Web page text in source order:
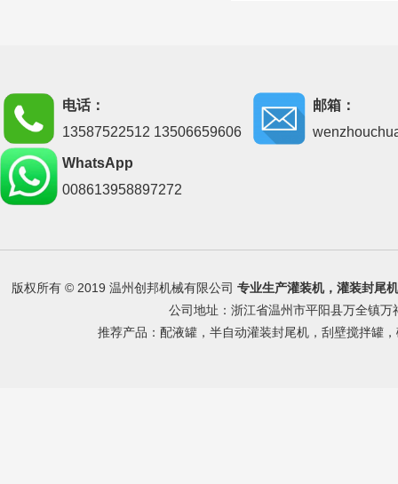
电话：
13587522512 13506659606
邮箱：
WhatsApp
008613958897272
版权所有 © 2019 温州创邦机械有限公司 专业生产灌装机， 灌装封尾机
公司地址：浙江省温州市平阳县万全镇
推荐产品： 配液罐 ， 半自动灌装封尾机 ， 刮壁搅拌罐